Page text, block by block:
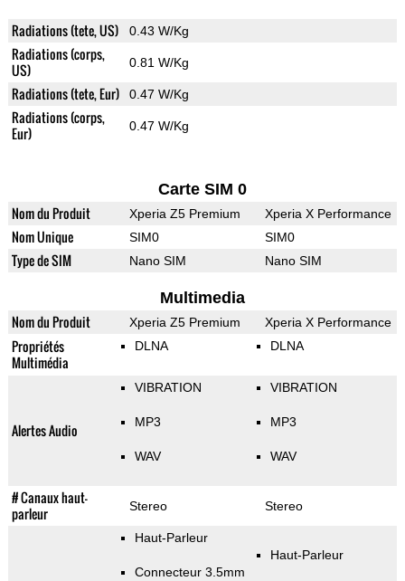
Radiations (tete, US) 0.43 W/Kg
Radiations (corps,
US)
0.81 W/Kg
Radiations (tete, Eur) 0.47 W/Kg
Radiations (corps,
Eur)
0.47 W/Kg
Carte SIM 0
Nom du Produit Xperia Z5 Premium Xperia X Performance
Nom Unique SIM0 SIM0
Type de SIM Nano SIM Nano SIM
Multimedia
Nom du Produit Xperia Z5 Premium Xperia X Performance
Propriétés
Multimédia
DLNA DLNA
Alertes Audio
VIBRATION
MP3
WAV
VIBRATION
MP3
WAV
# Canaux haut-
parleur
Stereo Stereo
Haut-Parleur
Connecteur 3.5mm
Haut-Parleur